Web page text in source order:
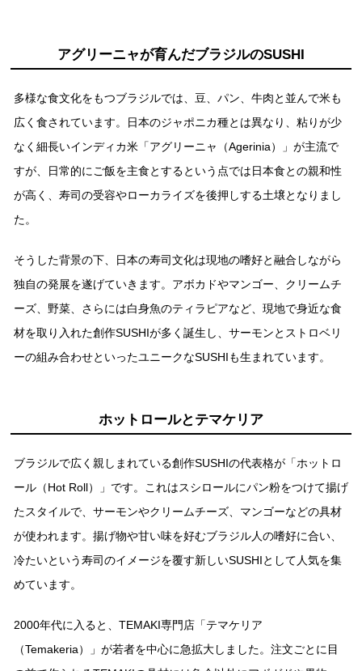
アグリーニャが育んだブラジルのSUSHI
多様な⾷⽂化をもつブラジルでは、⾖、パン、⽜⾁と並んで⽶も
広く⾷されています。⽇本のジャポニカ種とは異なり、粘りが少
なく細⻑いインディカ⽶「アグリーニャ（Agerinia）」が主流で
すが、⽇常的にご飯を主⾷とするという点では⽇本⾷との親和性
が⾼く、寿司の受容やローカライズを後押しする⼟壌となりまし
た。
そうした背景の下、⽇本の寿司⽂化は現地の嗜好と融合しながら
独⾃の発展を遂げていきます。アボカドやマンゴー、クリームチ
ーズ、野菜、さらには⽩⾝⿂のティラピアなど、現地で⾝近な⾷
材を取り⼊れた創作SUSHIが多く誕⽣し、サーモンとストロベリ
ーの組み合わせといったユニークなSUSHIも⽣まれています。
ホットロールとテマケリア
ブラジルで広く親しまれている創作SUSHIの代表格が「ホットロ
ール（Hot Roll）」です。これはスシロールにパン粉をつけて揚げ
たスタイルで、サーモンやクリームチーズ、マンゴーなどの具材
が使われます。揚げ物や⽢い味を好むブラジル⼈の嗜好に合い、
冷たいという寿司のイメージを覆す新しいSUSHIとして⼈気を集
めています。
2000年代に⼊ると、TEMAKI専⾨店「テマケリア
（Temakeria）」が若者を中⼼に急拡⼤しました。注⽂ごとに⽬